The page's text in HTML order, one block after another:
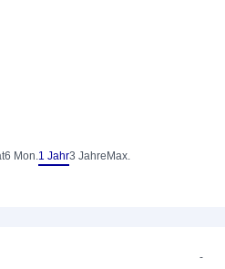
6 Mon.1 Jahr3 Jahre Max.
-